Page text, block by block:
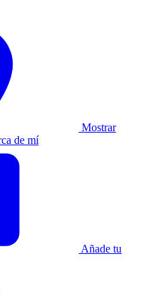
Mostrar
de mí
Añade tu